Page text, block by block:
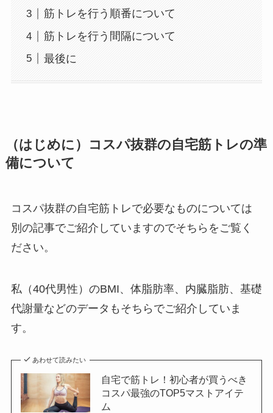
筋トレを行う順番について
筋トレを行う間隔について
最後に
（はじめに）コスパ抜群の自宅筋トレの準
備について
コスパ抜群の自宅筋トレで必要なものについては
別の記事でご紹介していますのでそちらをご覧く
ださい。
私（40代男性）のBMI、体脂肪率、内臓脂肪、基礎
代謝量などのデータもそちらでご紹介していま
す。
あわせて読みたい
自宅で筋トレ！初心者が買うべき
コスパ最強のTOP5マストアイテ
ム